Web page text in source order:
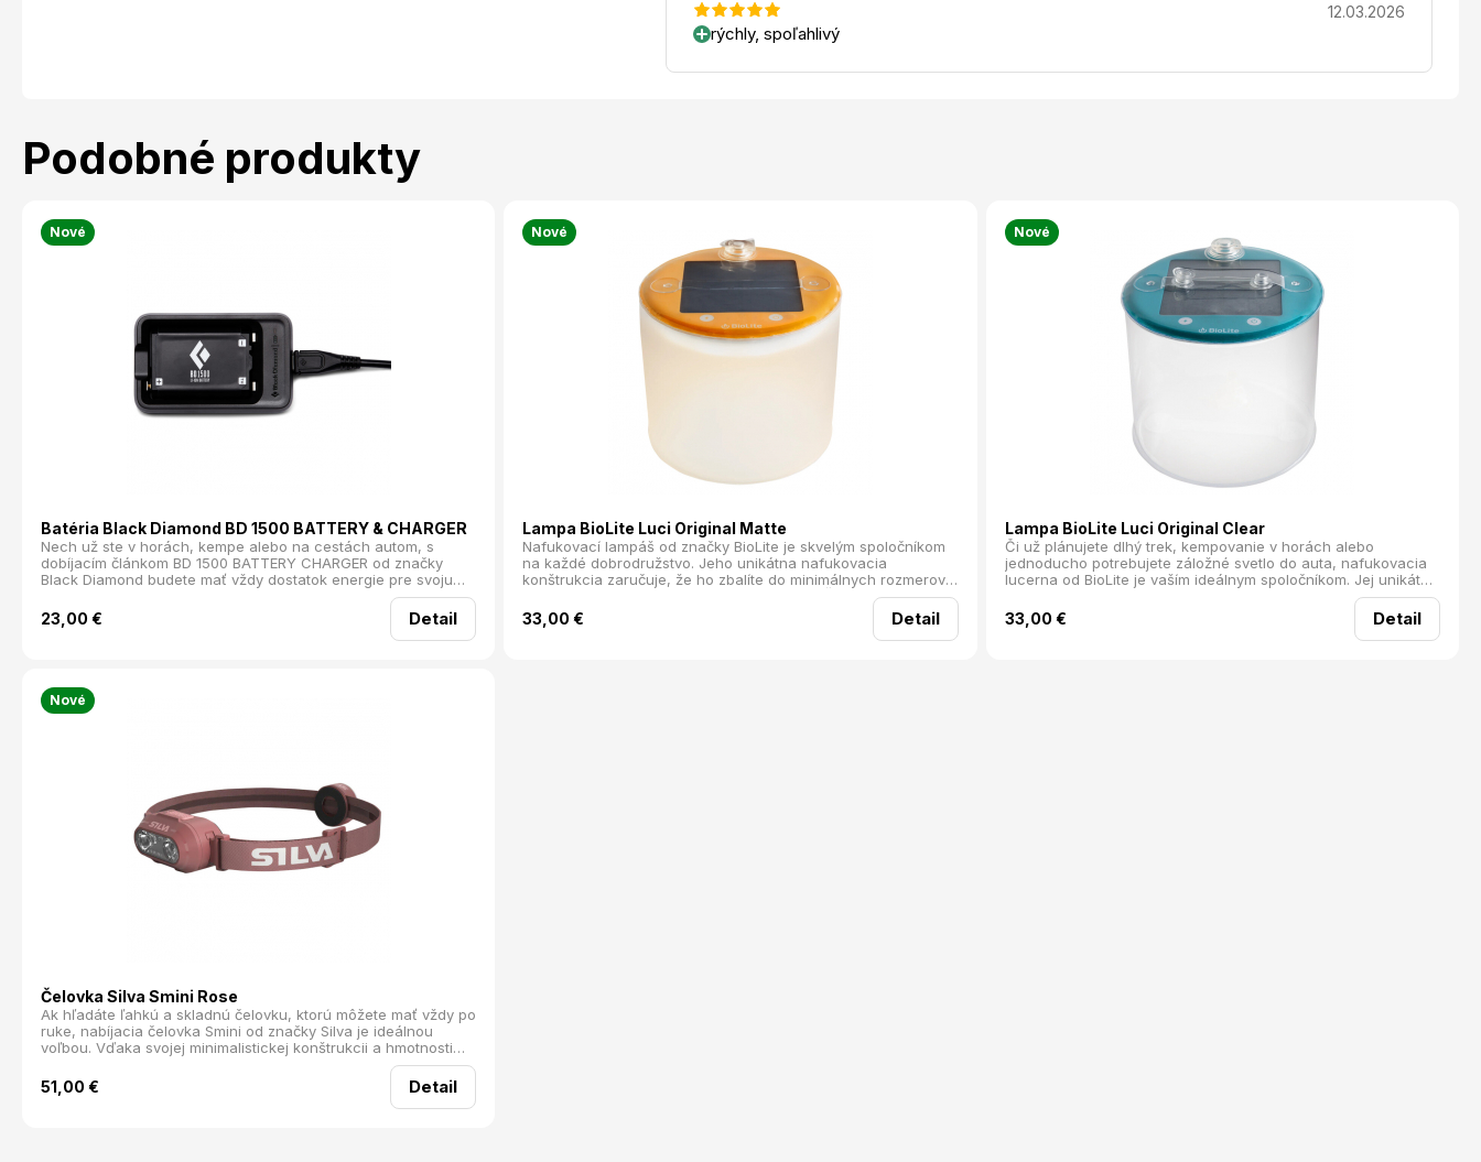
12.03.2026
rýchly, spoľahlivý
Podobné produkty
Nové
Batéria Black Diamond BD 1500 BATTERY & CHARGER
Nech už ste v horách, kempe alebo na cestách autom, s
dobíjacím článkom BD 1500 BATTERY CHARGER od značky
Black Diamond budete mať vždy dostatok energie pre svoju
čelovku. Tento článok je plne kompatibilný so všetkými
čelovkami od Black Diamond, ktoré využívajú technológiu
Dual-Fuel.
23,00 € Detail
Nové
Lampa BioLite Luci Original Matte
Nafukovací lampáš od značky BioLite je skvelým spoločníkom
na každé dobrodružstvo. Jeho unikátna nafukovacia
konštrukcia zaručuje, že ho zbalíte do minimálnych rozmerov
— v zloženom stave má hrúbku len 25 mm. Či už idete na trek,
alebo potrebujete záložné svetlo do auta, tento lampáš vás
nesklame.
33,00€ Detail
Nové
Lampa BioLite Luci Original Clear
Či už plánujete dlhý trek, kempovanie v horách alebo
jednoducho potrebujete záložné svetlo do auta, nafukovacia
lucerna od BioLite je vaším ideálnym spoločníkom. Jej unikátna
nafukovacia konštrukcia zaručuje, že po zložení zaberá len
minimálny priestor — presne 25 mm. Ľahko ju zbalíte do
batohu a máte vždy po ruke, pripravenú na akúkoľvek
33,00 € Detail
Nové
Čelovka Silva Smini Rose
Ak hľadáte ľahkú a skladnú čelovku, ktorú môžete mať vždy po
ruke, nabíjacia čelovka Smini od značky Silva je ideálnou
voľbou. Vďaka svojej minimalistickej konštrukcii a hmotnosti
iba 53 g ju bez problémov zbalíte do batohu, vrecka alebo
použijete ako záložný zdroj svetla.
51,00 € Detail